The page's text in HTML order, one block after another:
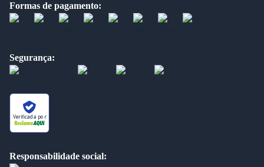
Formas de pagamento:
Segurança:
Verificada por
Responsabilidade social: